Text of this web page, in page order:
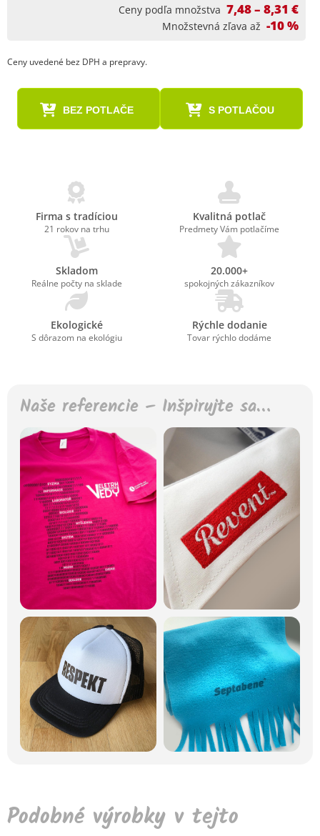
Ceny podľa množstva 7,48 – 8,31 €
Množstevná zľava až -10 %
Ceny uvedené bez DPH a prepravy.
BEZ POTLAČE S POTLAČOU
Firma s tradíciou
21 rokov na trhu
Kvalitná potlač
Predmety Vám potlačíme
Skladom
Reálne počty na sklade
20.000+
spokojných zákazníkov
Ekologické
S dôrazom na ekológiu
Rýchle dodanie
Tovar rýchlo dodáme
Naše referencie – Inšpirujte sa…
Podobné výrobky v tejto